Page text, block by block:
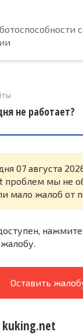
не работает?
07 августа
проблем мы не
мало жалоб от
Оставить
kuking.net